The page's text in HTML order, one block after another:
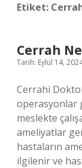
Etiket:
Cerrah
Tarih: Eylül 14,
Cerrahi
operasyonlar
meslekte
ameliyatlar
hastaların
ilgilenir ve